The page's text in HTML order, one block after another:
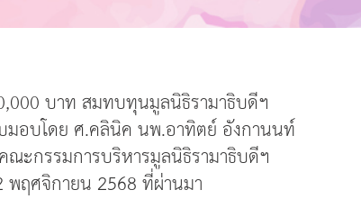
บาท สมทบทุนมูลนิธิรามาธิบดีฯ
มอบโดย ศ.คลินิค นพ.อาทิตย์ อังกานนท์
ณะกรรมการบริหารมูลนิธิรามาธิบดีฯ
พฤศจิกายน 2568 ที่ผ่านมา